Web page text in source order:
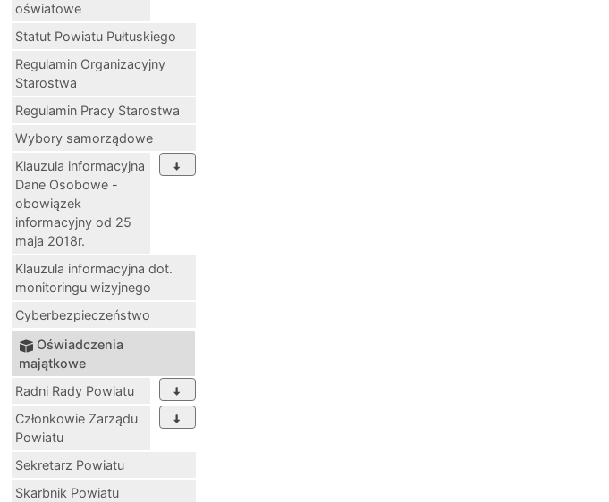
oświatowe
Statut Powiatu Pułtuskiego
Regulamin Organizacyjny
Starostwa
Regulamin Pracy Starostwa
Wybory samorządowe
Klauzula informacyjna
Dane Osobowe -
obowiązek
informacyjny od 25
maja 2018r.
Klauzula informacyjna dot.
monitoringu wizyjnego
Cyberbezpieczeństwo
Oświadczenia
majątkowe
Radni Rady Powiatu
Członkowie Zarządu
Powiatu
Sekretarz Powiatu
Skarbnik Powiatu